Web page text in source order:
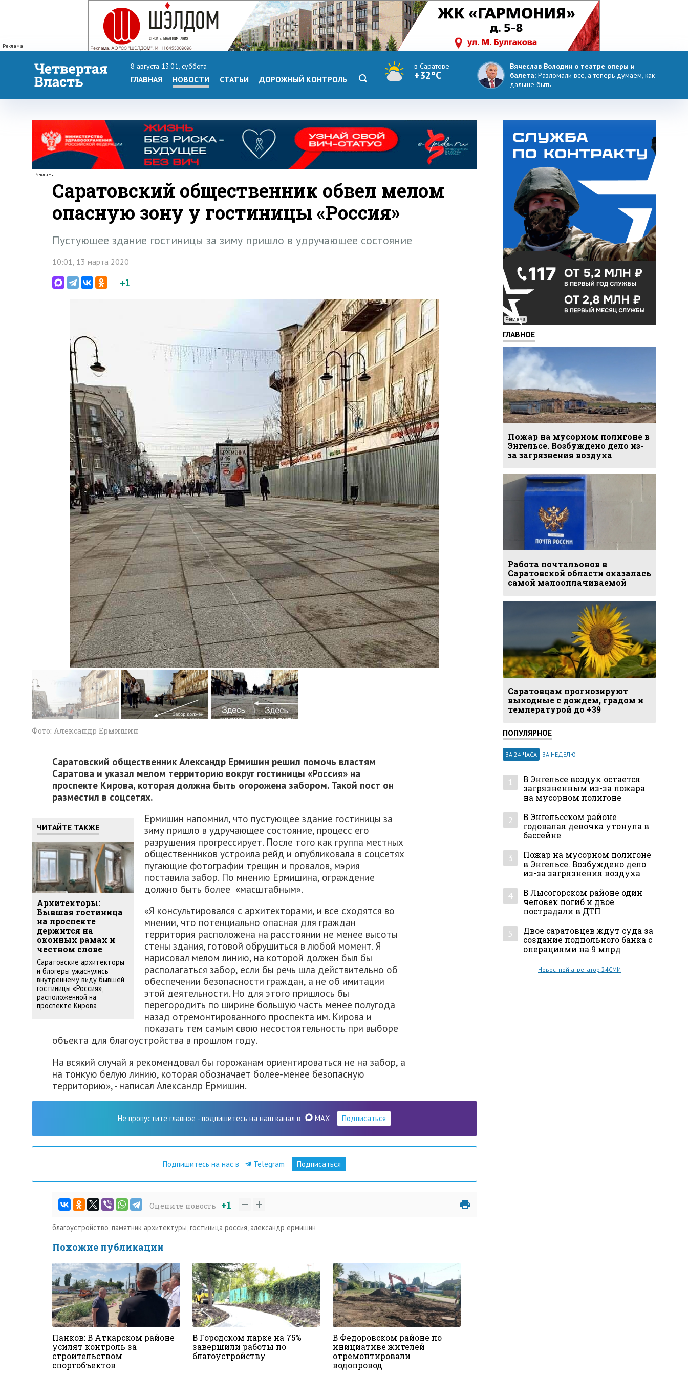
Реклама
8 августа 13:01, суббота
ГЛАВНАЯ НОВОСТИ СТАТЬИ ДОРОЖНЫЙ КОНТРОЛЬ
в Саратове
+32°C
Вячеслав Володин о театре оперы и
балета: Разломали все, а теперь думаем, как
дальше быть
Реклама
Саратовский общественник обвел мелом
опасную зону у гостиницы «Россия»
Пустующее здание гостиницы за зиму пришло в удручающее состояние
10:01, 13 марта 2020
+1
Фото: Александр Ермишин
Саратовский общественник Александр Ермишин решил помочь властям
Саратова и указал мелом территорию вокруг гостиницы «Россия» на
проспекте Кирова, которая должна быть огорожена забором. Такой пост он
разместил в соцсетях.
ЧИТАЙТЕ ТАКЖЕ
Архитекторы:
Бывшая гостиница
на проспекте
держится на
оконных рамах и
честном слове
Саратовские архитекторы
и блогеры ужаснулись
внутреннему виду бывшей
гостиницы «Россия»,
расположенной на
проспекте Кирова
Ермишин напомнил, что пустующее здание гостиницы за
зиму пришло в удручающее состояние, процесс его
разрушения прогрессирует. После того как группа местных
общественников устроила рейд и опубликовала в соцсетях
пугающие фотографии трещин и провалов, мэрия
поставила забор. По мнению Ермишина, ограждение
должно быть более «масштабным».
«Я консультировался с архитекторами, и все сходятся во
мнении, что потенциально опасная для граждан
территория расположена на расстоянии не менее высоты
стены здания, готовой обрушиться в любой момент. Я
нарисовал мелом линию, на которой должен был бы
располагаться забор, если бы речь шла действительно об
обеспечении безопасности граждан, а не об имитации
этой деятельности. Но для этого пришлось бы
перегородить по ширине большую часть менее полугода
назад отремонтированного проспекта им. Кирова и
показать тем самым свою несостоятельность при выборе
объекта для благоустройства в прошлом году.
На всякий случай я рекомендовал бы горожанам ориентироваться не на забор, а
на тонкую белую линию, которая обозначает более-менее безопасную
территорию», - написал Александр Ермишин.
Не пропустите главное - подпишитесь на наш канал в MAX Подписаться
Подпишитесь на нас в Telegram Подписаться
Оцените новость +1
благоустройство,памятник архитектуры,гостиница россия, александр ермишин
Похожие публикации
Панков: В Аткарском районе
усилят контроль за
строительством
спортобъектов
В Городском парке на 75%
завершили работы по
благоустройству
В Федоровском районе по
инициативе жителей
отремонтировали
водопровод
Реклама
ГЛАВНОЕ
Пожар на мусорном полигоне в
Энгельсе. Возбуждено дело из-
за загрязнения воздуха
Работа почтальонов в
Саратовской области оказалась
самой малооплачиваемой
Саратовцам прогнозируют
выходные с дождем, градом и
температурой до +39
ПОПУЛЯРНОЕ
ЗА 24 ЧАСА ЗА НЕДЕЛЮ
1
В Энгельсе воздух остается
загрязненным из-за пожара
на мусорном полигоне
2
В Энгельсском районе
годовалая девочка утонула в
бассейне
3
Пожар на мусорном полигоне
в Энгельсе. Возбуждено дело
из-за загрязнения воздуха
4
В Лысогорском районе один
человек погиб и двое
пострадали в ДТП
5
Двое саратовцев ждут суда за
создание подпольного банка с
операциями на 9 млрд
Новостной агрегатор 24СМИ